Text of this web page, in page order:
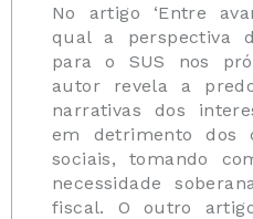
No artigo ‘Entre
qual a perspectiva
para o SUS nos
autor revela a
narrativas dos
em detrimento dos
sociais, tomando
necessidade
fiscal. O outro